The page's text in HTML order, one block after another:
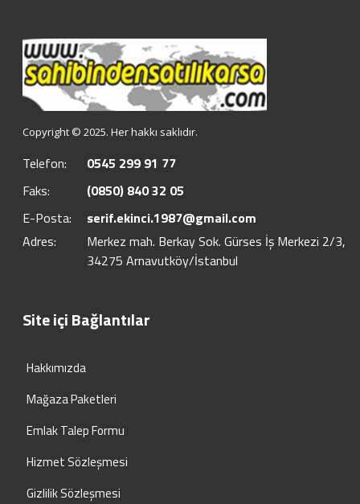
Copyright © 2025. Her hakkı saklıdır.
Telefon:
0545 299 91 77
Faks:
(0850) 840 32 05
E-Posta:
serif.ekinci.1987@gmail.com
Adres:
Merkez mah. Berkay Sok. Gürses İş Merkezi 2/3,
34275 Arnavutköy/İstanbul
Site içi Bağlantılar
Hakkımızda
Mağaza Paketleri
Emlak Talep Formu
Hizmet Sözleşmesi
Gizlilik Sözleşmesi